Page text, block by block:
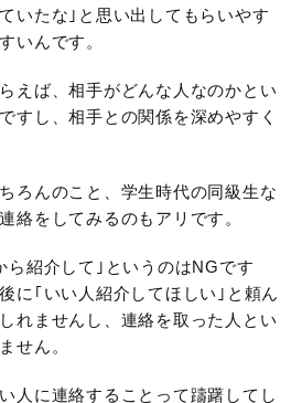
いたな｣と思い出してもらいやす
いんです。
えば、相手がどんな人なのかとい
すし、相手との関係を深めやすく
ろんのこと、学生時代の同級生な
絡をしてみるのもアリです。
ら紹介して｣というのはNGです
に｢いい人紹介してほしい｣と頼ん
れませんし、連絡を取った人とい
せん。
人に連絡することって躊躇してし